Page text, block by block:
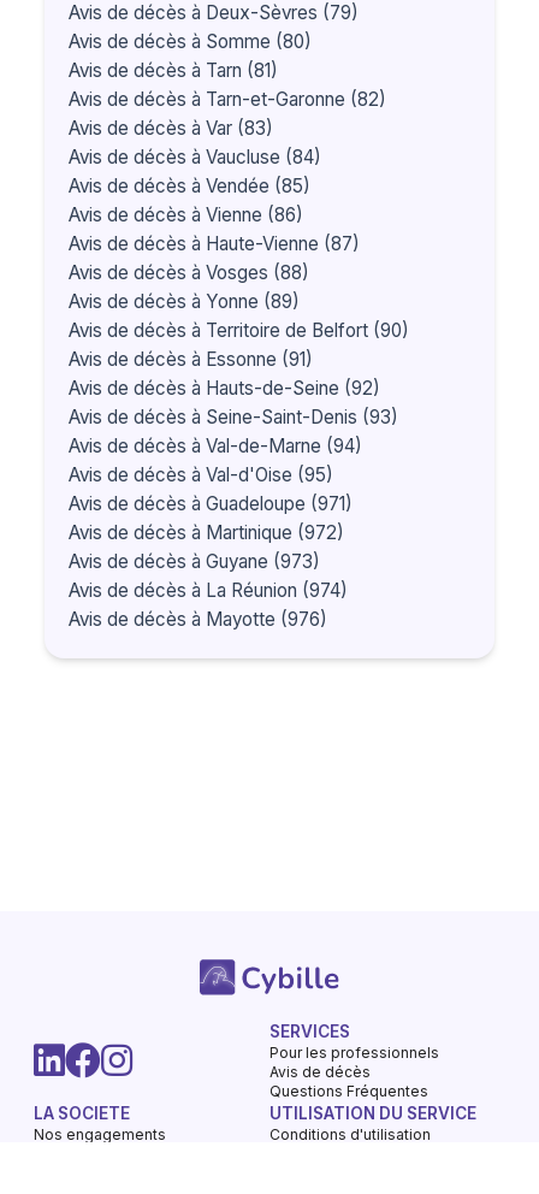
Avis de décès à Deux-Sèvres (79)
Avis de décès à Somme (80)
Avis de décès à Tarn (81)
Avis de décès à Tarn-et-Garonne (82)
Avis de décès à Var (83)
Avis de décès à Vaucluse (84)
Avis de décès à Vendée (85)
Avis de décès à Vienne (86)
Avis de décès à Haute-Vienne (87)
Avis de décès à Vosges (88)
Avis de décès à Yonne (89)
Avis de décès à Territoire de Belfort (90)
Avis de décès à Essonne (91)
Avis de décès à Hauts-de-Seine (92)
Avis de décès à Seine-Saint-Denis (93)
Avis de décès à Val-de-Marne (94)
Avis de décès à Val-d'Oise (95)
Avis de décès à Guadeloupe (971)
Avis de décès à Martinique (972)
Avis de décès à Guyane (973)
Avis de décès à La Réunion (974)
Avis de décès à Mayotte (976)
SERVICES
Pour les professionnels
Avis de décès
Questions Fréquentes
LA SOCIETE
Nos engagements
UTILISATION DU SERVICE
Conditions d'utilisation